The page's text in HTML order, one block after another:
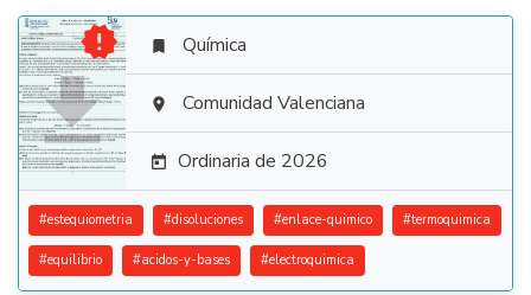

  Química
 Comunidad Valenciana
 Ordinaria de 2026
#estequiometria #disoluciones #enlace-quimico #termoquimica
#equilibrio #acidos-y-bases #electroquimica